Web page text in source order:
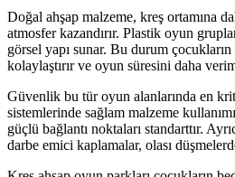
Doğal ahşap malzeme, kreş ortamına
atmosfer kazandırır. Plastik oyun
görsel yapı sunar. Bu durum çocukların
kolaylaştırır ve oyun süresini daha
Güvenlik bu tür oyun alanlarında en
sistemlerinde sağlam malzeme
güçlü bağlantı noktaları standarttır.
darbe emici kaplamalar, olası